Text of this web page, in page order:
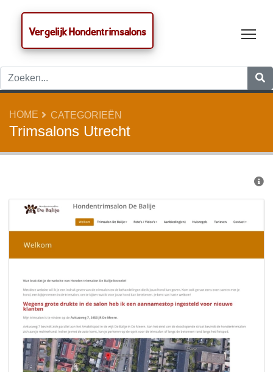
Vergelijk Hondentrimsalons
HOME CATEGORIEËN
Trimsalons Utrecht